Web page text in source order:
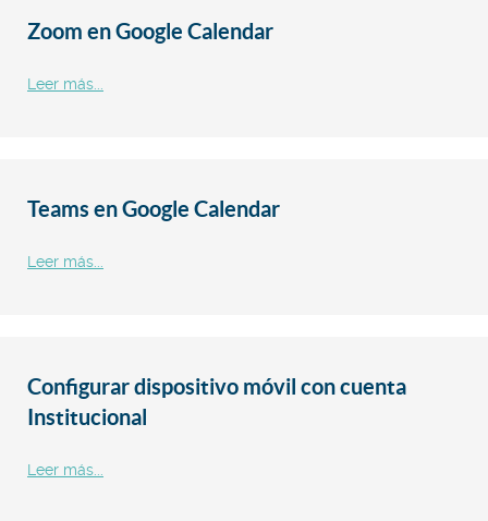
Zoom en Google Calendar
Leer más...
Teams en Google Calendar
Leer más...
Configurar dispositivo móvil con cuenta
Institucional
Leer más...